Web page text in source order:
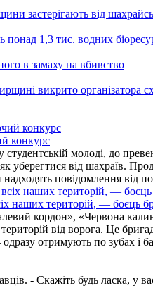
застерігають від
понад 1,3 тис. водних
в замаху на вбивство
викрито організатора
конкурс
молоді, до
уберегтися від шахраїв.
повідомлення від
наших територій, — боєць
кордон», «Червона
від ворога. Це
отримують по зубах і
- Скажіть будь ласка, у